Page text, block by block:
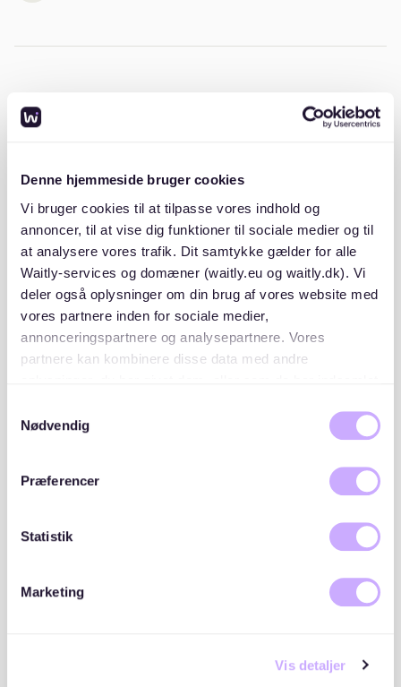
Denne hjemmeside bruger cookies
Vi bruger cookies til at tilpasse vores indhold og
annoncer, til at vise dig funktioner til sociale medier og til
at analysere vores trafik. Dit samtykke gælder for alle
Waitly-services og domæner (waitly.eu og waitly.dk). Vi
deler også oplysninger om din brug af vores website med
vores partnere inden for sociale medier,
annonceringspartnere og analysepartnere. Vores
partnere kan kombinere disse data med andre
cookies, hvis du fortsætter med at anvende vores
Nødvendig
Præferencer
Statistik
Marketing
Vis detaljer
Beskrivelse
boliger er tidligere medarbejderboliger til Gjorslev
Gods, og der er have til alle vores huse. Boligerne
ligger i landlige områder, med bus med timedrift til
lokalområdet i hverdagene.
Placeringer og lister
Heddinge
WAITLY OPSKRIVNINGER